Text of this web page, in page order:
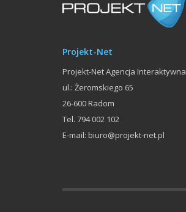
Projekt-Net
Projekt-Net Agencja Interaktywna
ul.: Żeromskiego 65
26-600 Radom
Tel. 794 002 102
E-mail: biuro@projekt-net.pl